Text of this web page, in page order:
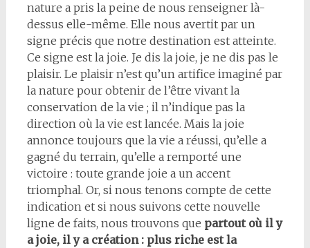
nature a pris la peine de nous renseigner là-
dessus elle-même. Elle nous avertit par un
signe précis que notre destination est atteinte.
Ce signe est la joie. Je dis la joie, je ne dis pas le
plaisir. Le plaisir n’est qu’un artifice imaginé par
la nature pour obtenir de l’être vivant la
conservation de la vie ; il n’indique pas la
direction où la vie est lancée. Mais la joie
annonce toujours que la vie a réussi, qu’elle a
gagné du terrain, qu’elle a remporté une
victoire : toute grande joie a un accent
triomphal. Or, si nous tenons compte de cette
indication et si nous suivons cette nouvelle
ligne de faits, nous trouvons que partout où il y
a joie, il y a création : plus riche est la